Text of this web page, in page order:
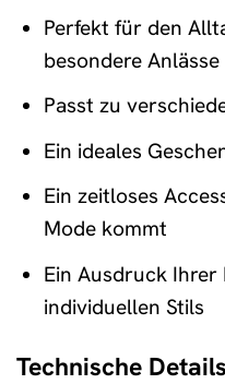
Perfekt für den
besondere Anlässe
Passt zu
Ein ideales
Ein zeitloses
Mode kommt
Ein Ausdruck
individuellen Stils
Technische